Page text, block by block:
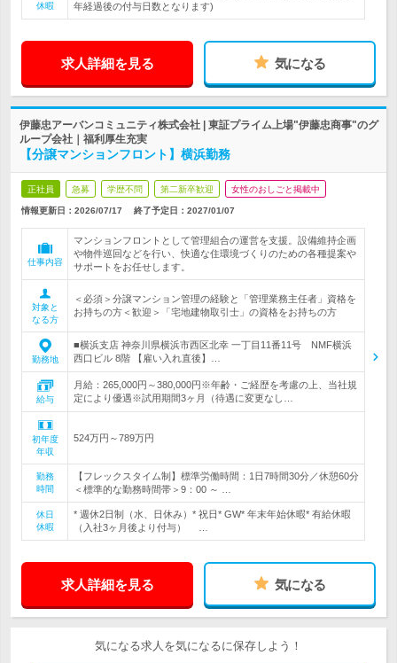
休暇
年経過後の付与日数となります)
求人詳細を見る 気になる
伊藤忠アーバンコミュニティ株式会社 | 東証プライム上場"伊藤忠商事"のグ
ループ会社｜福利厚生充実
【分譲マンションフロント】横浜勤務
正社員 急募 学歴不問 第二新卒歓迎 女性のおしごと掲載中
情報更新日：2026/07/17 終了予定日： 2027/01/07
仕事内容
マンションフロントとして管理組合の運営を支援。設備維持企画
や物件巡回などを行い、快適な住環境づくりのための各種提案や
サポートをお任せします。
対象と
なる方
＜必須＞分譲マンション管理の経験と「管理業務主任者」資格を
お持ちの方＜歓迎＞「宅地建物取引士」の資格をお持ちの方
勤務地
■横浜支店 神奈川県横浜市西区北幸 一丁目11番11号 NMF横浜
西口ビル 8階 【雇い入れ直後】…
給与
月給：265,000円～380,000円※年齢・ご経歴を考慮の上、当社規
定により優遇※試用期間3ヶ月（待遇に変更なし…
初年度
年収
524万円～789万円
勤務
時間
【フレックスタイム制】標準労働時間：1日7時間30分／休憩60分
＜標準的な勤務時間帯＞9：00 ～ …
休日
休暇
* 週休2日制（水、日休み）* 祝日* GW* 年末年始休暇* 有給休暇
（入社3ヶ月後より付与） …
求人詳細を見る 気になる
気になる求人を気になるに保存しよう！